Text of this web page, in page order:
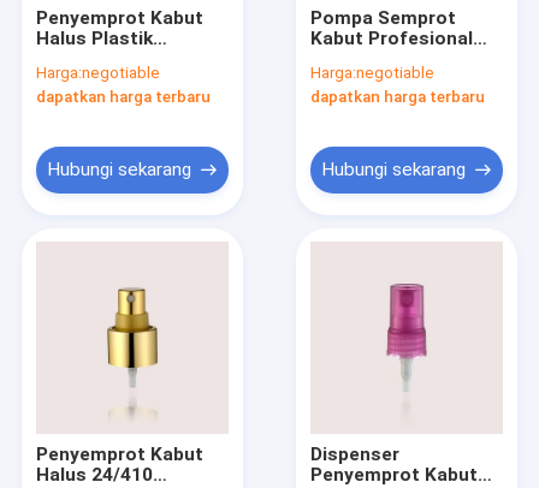
Tentang kami
Tur Pabrik
Kontrol kualitas
Penyemprot Kabut
Halus Plastik
Berusuk JY601-03C
Harga:negotiable
dapatkan harga terbaru
Hubungi sekarang
Pompa Semprot
Kabut Profesional
Halus
Harga:negotiable
dapatkan harga terbaru
Hubungi sekarang
Penyemprot Kabut
Halus 24/410
Dispenser
Penyemprot Kabut